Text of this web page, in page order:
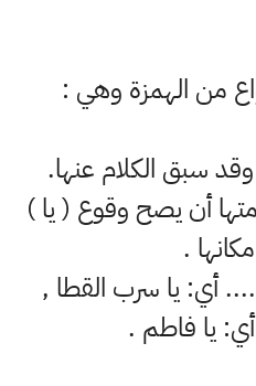
من الهمزة وهي :
سبق الكلام عنها.
أن يصح وقوع ( يا )
.
أي: يا سرب القطا ,
يا فاطم .